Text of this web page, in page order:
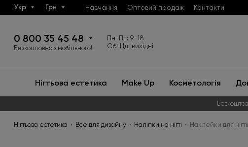
Укр Грн Навчання Оптовий продаж Контакти
0 800 35 45 48
Безкоштовно з мобільного!
Пн-Пт: 9-18
Сб-Нд: вихідні
Нігтьова естетика Make Up Косметологія
Нігтьова естетика Все для дизайну Наліпки на нігті Наклейки для